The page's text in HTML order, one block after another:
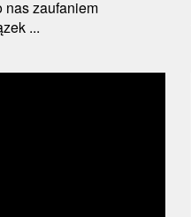
nas zaufaniem
...